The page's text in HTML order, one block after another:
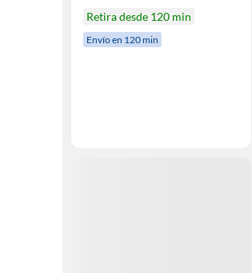
Retira desde 120 min
Envío en 120 min